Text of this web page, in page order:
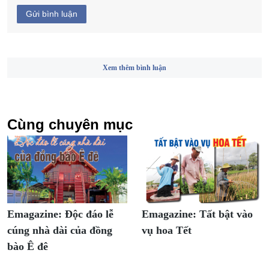
Gửi bình luận
Xem thêm bình luận
Cùng chuyên mục
Emagazine: Độc đáo lễ
cúng nhà dài của đồng
bào Ê đê
Emagazine: Tất bật vào
vụ hoa Tết